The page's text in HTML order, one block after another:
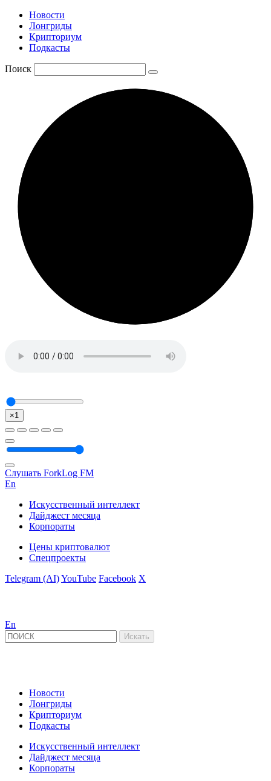
Новости
Лонгриды
Крипториум
Подкасты
Поиск
×1
Слушать ForkLog FM
En
Искусственный интеллект
Дайджест месяца
Корпораты
Цены криптовалют
Спецпроекты
Telegram (AI)YouTube Facebook X
En
Новости
Лонгриды
Крипториум
Подкасты
Искусственный интеллект
Дайджест месяца
Корпораты